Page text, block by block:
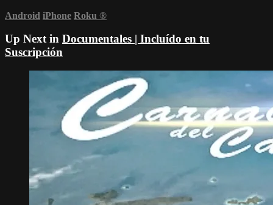
Android iPhone Roku ®
Up Next in Documentales | Incluído en tu
Suscripción